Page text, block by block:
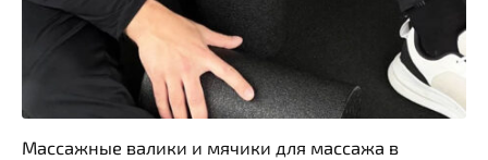
Массажные валики и мячики для массажа в